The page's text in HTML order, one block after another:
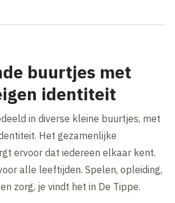
buurtjes met
identiteit
in diverse kleine buurtjes, met
Het gezamenlijke
ervoor dat iedereen elkaar kent.
alle leeftijden. Spelen, opleiding,
zorg, je vindt het in De Tippe.